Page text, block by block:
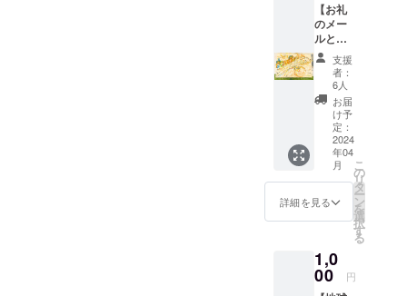
日本をはじ
め、世界中
の子どもた
ちとの
ショップも
手掛けてい
る。
共に光り愛
愛が響き合
絵が架け橋
となります
【お礼
のメー
ルと活
動報
告】
CAMPF
IREの
メッ
セージ
機能か
ら、ご
支援の
お礼の
メール
と活動
の報告
ていた
だきま
す。
支援
者：
6人
お届
け予
定：
2024
年04
月
詳細を見る
こ
の
リ
タ
ー
ン
を
選
択
す
る
1,0
00 円